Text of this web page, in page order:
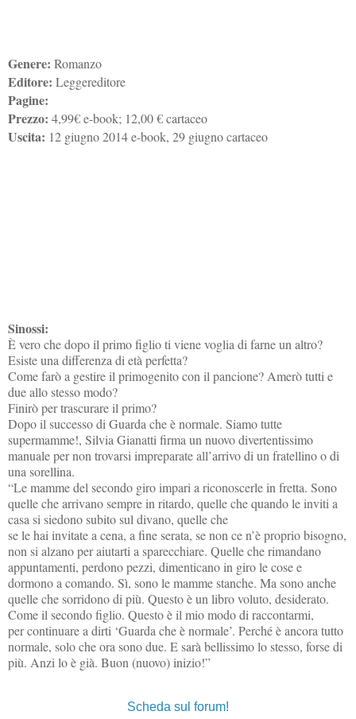
Genere: Romanzo
Editore: Leggereditore
Pagine:
Prezzo: 4,99€ e-book; 12,00 € cartaceo
Uscita: 12 giugno 2014 e-book, 29 giugno cartaceo
Sinossi:
È vero che dopo il primo figlio ti viene voglia di farne un altro?
Esiste una differenza di età perfetta?
Come farò a gestire il primogenito con il pancione? Amerò tutti e
due allo stesso modo?
Finirò per trascurare il primo?
Dopo il successo di Guarda che è normale. Siamo tutte
supermamme!, Silvia Gianatti firma un nuovo divertentissimo
manuale per non trovarsi impreparate all’arrivo di un fratellino o di
una sorellina.
“Le mamme del secondo giro impari a riconoscerle in fretta. Sono
quelle che arrivano sempre in ritardo, quelle che quando le inviti a
casa si siedono subito sul divano, quelle che
se le hai invitate a cena, a fine serata, se non ce n’è proprio bisogno,
non si alzano per aiutarti a sparecchiare. Quelle che rimandano
appuntamenti, perdono pezzi, dimenticano in giro le cose e
dormono a comando. Sì, sono le mamme stanche. Ma sono anche
quelle che sorridono di più. Questo è un libro voluto, desiderato.
Come il secondo figlio. Questo è il mio modo di raccontarmi,
per continuare a dirti ‘Guarda che è normale’. Perché è ancora tutto
normale, solo che ora sono due. E sarà bellissimo lo stesso, forse di
più. Anzi lo è già. Buon (nuovo) inizio!”
Scheda sul forum!